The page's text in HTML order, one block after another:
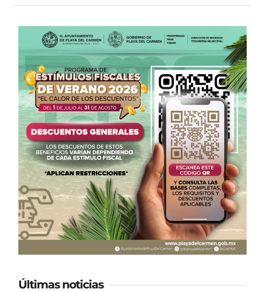
Últimas noticias